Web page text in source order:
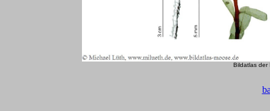
Bildatlas der